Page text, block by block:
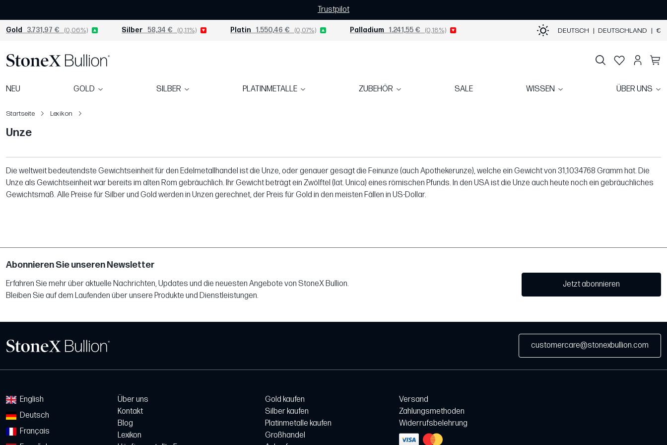
Trustpilot
Gold 3.731,97 € (0,06%) Silber 58,34 € (0,11%) Platin 1.550,46 € (0,07%) Palladium 1.241,55 € (0,18%) DEUTSCH | DEUTSCHLAND | €
NEU GOLD SILBER PLATINMETALLE ZUBEHÖR SALE WISSEN ÜBER UNS
Startseite Lexikon
Unze
Die weltweit bedeutendste Gewichtseinheit für den Edelmetallhandel ist die Unze, oder genauer gesagt die Feinunze (auch Apothekerunze), welche ein Gewicht von 31,1034768 Gramm hat. Die
Unze als Gewichtseinheit war bereits im alten Rom gebräuchlich. Ihr Gewicht beträgt ein Zwölftel (lat. Unica) eines römischen Pfunds. In den USA ist die Unze auch heute noch ein gebräuchliches
Gewichtsmaß. Alle Preise für Silber und Gold werden in Unzen gerechnet, der Preis für Gold in den meisten Fällen in US-Dollar.
Abonnieren Sie unseren Newsletter
Erfahren Sie mehr über aktuelle Nachrichten, Updates und die neuesten Angebote von StoneX Bullion.
Bleiben Sie auf dem Laufenden über unsere Produkte und Dienstleistungen.
Jetzt abonnieren
customercare@stonexbullion.com
English
Deutsch
Français
Über uns
Kontakt
Blog
Lexikon
Gold kaufen
Silber kaufen
Platinmetalle kaufen
Großhandel
Versand
Zahlungsmethoden
Widerrufsbelehrung